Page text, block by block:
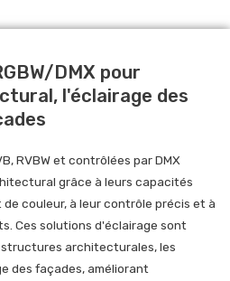
DMX pour
l'éclairage des
RVBW et contrôlées par DMX
grâce à leurs capacités
couleur, à leur contrôle précis et à
Ces solutions d'éclairage sont
architecturales, les
des façades, améliorant